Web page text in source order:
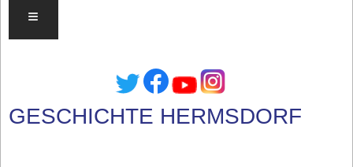
≡
GESCHICHTE HERMSDORF